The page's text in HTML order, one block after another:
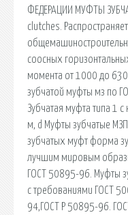
ФЕДЕРАЦИИ МУФТЫ
clutches.
соосных
момента от 1000 до
зубчатой муфты мз по
Зубчатая муфта типа 1
м, d Муфты зубчатые
зубчатых муфт форма
лучшим мировым
ГОСТ 50895-96. Муфты
с требованиями ГОСТ
94,ГОСТ Р 50895-96.